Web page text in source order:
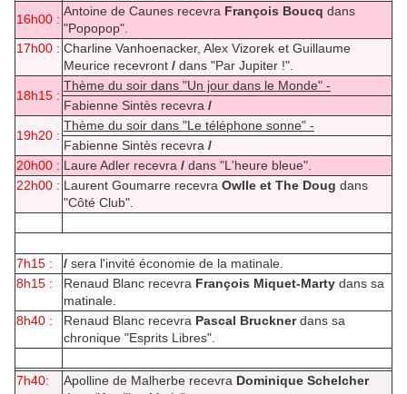
16h00 :
Antoine de Caunes recevra François Boucq dans
"Popopop".
17h00 : Charline Vanhoenacker, Alex Vizorek et Guillaume
Meurice recevront / dans "Par Jupiter !".
18h15 :
Thème du soir dans "Un jour dans le Monde" -
Fabienne Sintès recevra /
19h20 :
Thème du soir dans "Le téléphone sonne" -
Fabienne Sintès recevra /
20h00 : Laure Adler recevra / dans "L'heure bleue".
22h00 : Laurent Goumarre recevra Owlle et The Doug dans
"Côté Club".
7h15 : / sera l'invité économie de la matinale.
8h15 :
Renaud Blanc recevra François Miquet-Marty dans sa
matinale.
8h40 :
Renaud Blanc recevra Pascal Brucknerdans sa
chronique "Esprits Libres".
7h40: Apolline de Malherbe recevra Dominique Schelcher